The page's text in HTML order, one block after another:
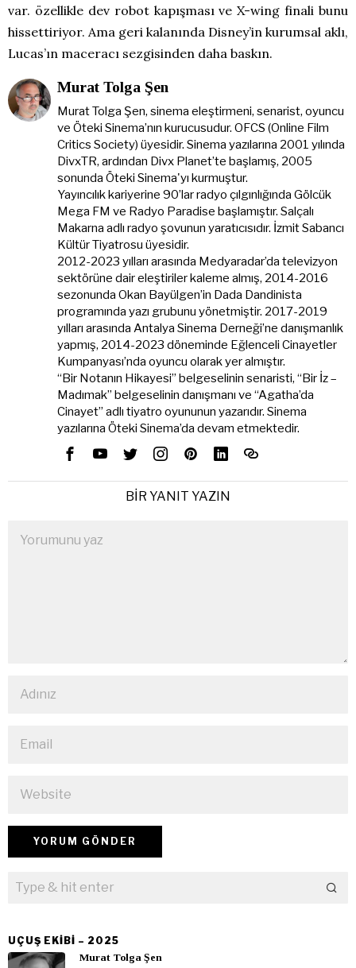
var. özellikle dev robot kapışması ve X-wing finali bunu
hissettiriyor. Ama geri kalanında Disney’in kurumsal aklı,
Lucas’ın maceracı sezgisinden daha baskın.
Murat Tolga Şen
Murat Tolga Şen, sinema eleştirmeni, senarist, oyuncu
ve Öteki Sinema’nın kurucusudur. OFCS (Online Film
Critics Society) üyesidir. Sinema yazılarına 2001 yılında
DivxTR, ardından Divx Planet’te başlamış, 2005
sonunda Öteki Sinema'yı kurmuştur.
Yayıncılık kariyerine 90’lar radyo çılgınlığında Gölcük
Mega FM ve Radyo Paradise başlamıştır. Salçalı
Makarna adlı radyo şovunun yaratıcısıdır. İzmit Sabancı
Kültür Tiyatrosu üyesidir.
2012-2023 yılları arasında Medyaradar’da televizyon
sektörüne dair eleştiriler kaleme almış, 2014-2016
sezonunda Okan Bayülgen’in Dada Dandinista
programında yazı grubunu yönetmiştir. 2017-2019
yılları arasında Antalya Sinema Derneği’ne danışmanlık
yapmış, 2014-2023 döneminde Eğlenceli Cinayetler
Kumpanyası’nda oyuncu olarak yer almıştır.
“Bir Notanın Hikayesi” belgeselinin senaristi, “Bir İz –
Madımak” belgeselinin danışmanı ve “Agatha’da
Cinayet” adlı tiyatro oyununun yazarıdır. Sinema
yazılarına Öteki Sinema’da devam etmektedir.
BIR YANIT YAZIN
UÇUŞ EKIBI – 2025
Murat Tolga Şen